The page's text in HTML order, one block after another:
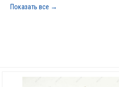
Показать все →